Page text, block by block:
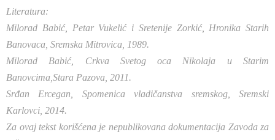
Literatura:
Milorad Babić, Petar Vukelić i Sretenije Zorkić, Hronika Starih
Banovaca, Sremska Mitrovica, 1989.
Milorad Babić, Crkva Svetog oca Nikolaja u Starim
Banovcima,Stara Pazova, 2011.
Srđan Ercegan, Spomenica vladičanstva sremskog, Sremski
Karlovci, 2014.
Za ovaj tekst korišćena je nepublikovana dokumentacija Zavoda za